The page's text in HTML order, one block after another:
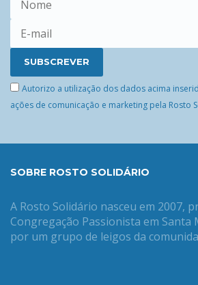
Autorizo a utilização dos dados acima
ações de comunicação e marketing pela Rosto
SOBRE ROSTO SOLIDÁRIO
A Rosto Solidário nasceu em 2007,
Congregação Passionista em Santa
por um grupo de leigos da